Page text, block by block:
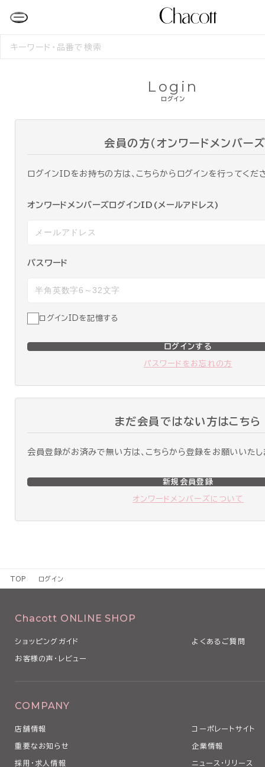
検
ログイン
Login
会員の方（オンワードメンバーズ
ログインIDをお持ちの方は、こちらからログインを行ってくだ
オンワードメンバーズログインID(メールアドレス)
パスワード
ログインIDを記憶する
ログインする
パスワードをお忘れの方
まだ会員ではない方はこちら
会員登録がお済みで無い方は、こちらから登録をお願いいたし
新規会員登録
オンワードメンバーズについて
TOP ログイン
Chacott ONLINE SHOP
ショッピングガイド よくあるご質問
お客様の声・レビュー
COMPANY
店舗情報 コーポレートサイト
重要なお知らせ 企業情報
採用・求人情報 ニュース・リリース